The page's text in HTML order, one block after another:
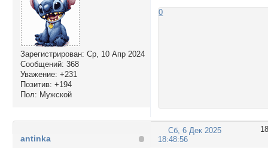
Зарегистрирован: Ср, 10 Апр 2024
Сообщений: 368
Уважение: +231
Позитив: +194
Пол: Мужской
0
18
Сб, 6 Дек 2025
18:48:56
antinka